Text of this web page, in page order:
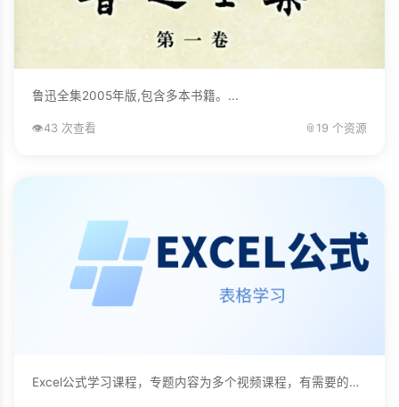
鲁迅全集2005年版,包含多本书籍。...
👁️43 次查看 📎 19 个资源
Excel公式学习课程，专题内容为多个视频课程，有需要的自己下载学习。...